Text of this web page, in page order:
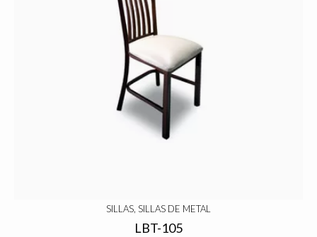
SILLAS, SILLAS DE METAL
LBT-105